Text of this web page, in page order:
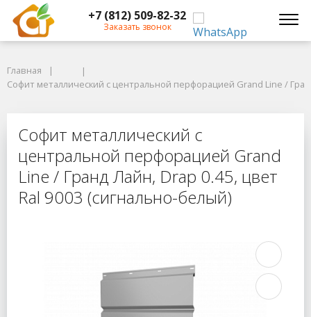
+7 (812) 509-82-32
Заказать звонок
Софит металлический с центральной перфорацией Grand Line /
Софит металлический с
Главная
Софит металлический с центральной перфорацией Grand Line /
Софит металлический с
центральной перфорацией Grand
Line / Гранд Лайн, Drap 0.45, цвет
Ral 9003 (сигнально-белый)